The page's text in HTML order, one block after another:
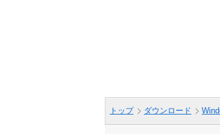
トップ ダウンロード